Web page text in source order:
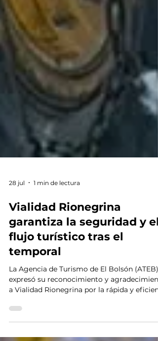
28 jul 1 min de lectura
Vialidad Rionegrina
garantiza la seguridad y el
temporal
La Agencia de Turismo de El Bolsón (ATEB)
expresó su reconocimiento y
accesos al Cerro Perito Moreno. El operativo